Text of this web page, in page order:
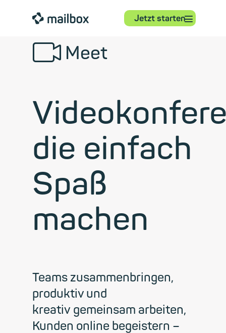
mailbox Jetzt starten⋮
📹︎ Meet
die einfach
Spaß
machen
Teams zusammenbringen,
produktiv und
kreativ gemeinsam arbeiten,
Kunden online begeistern –